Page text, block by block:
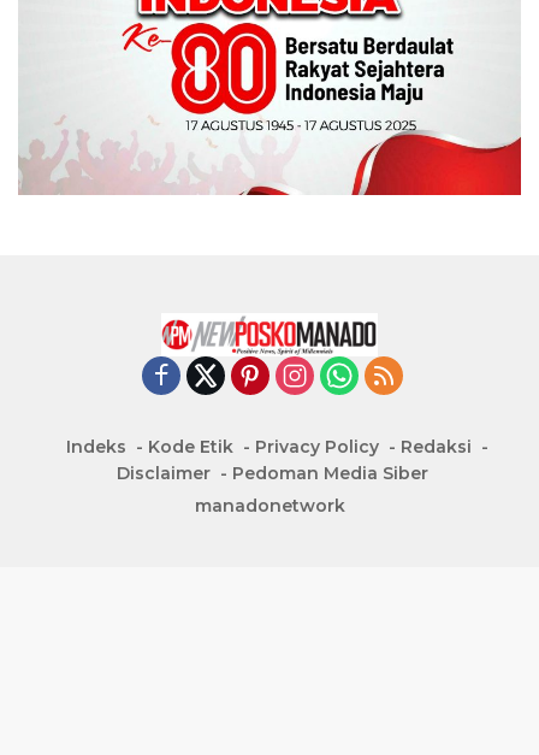
Indeks Kode Etik Privacy Policy
Redaksi
Disclaimer
Pedoman Media Siber
manadonetwork